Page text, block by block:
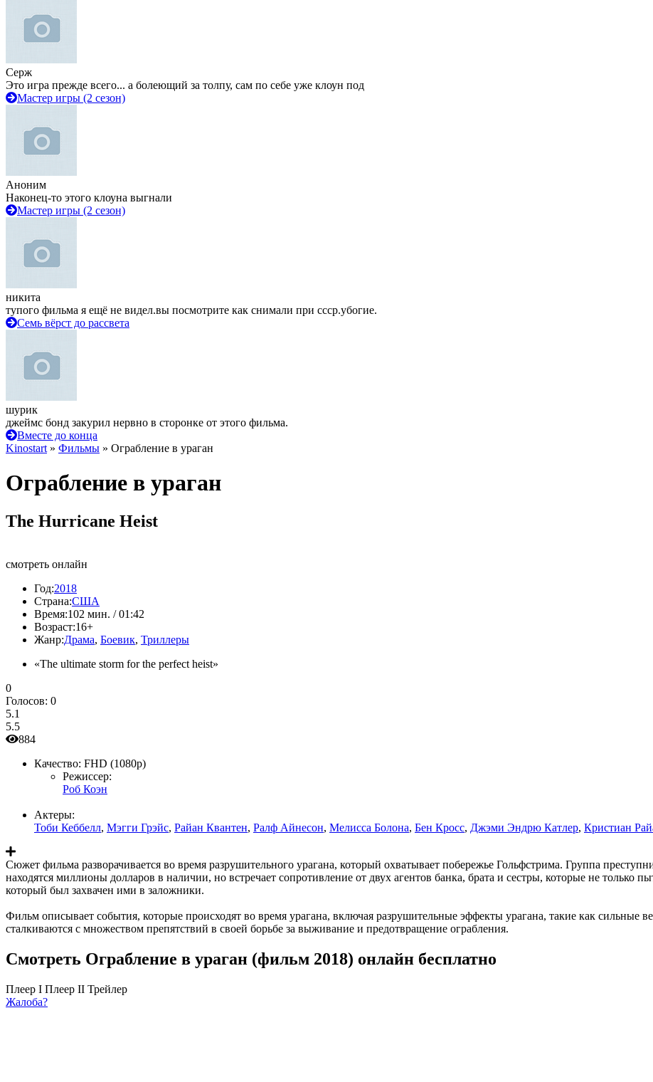
Серж
Это игра прежде всего... а болеющий за толпу, сам по себе уже клоун под
Мастер игры (2 сезон)
Аноним
Наконец-то этого клоуна выгнали
Мастер игры (2 сезон)
никита
тупого фильма я ещё не видел.вы посмотрите как снимали при ссср.убогие.
Семь вёрст до рассвета
шурик
джеймс бонд закурил нервно в сторонке от этого фильма.
Вместе до конца
Kinostart » Фильмы » Ограбление в ураган
Ограбление в ураган
The Hurricane Heist
смотреть онлайн
Год:2018
Страна:США
Время:102 мин. / 01:42
Возраст:16+
Жанр:Драма, Боевик, Триллеры
«The ultimate storm for the perfect heist»
0
Голосов: 0
5.1
5.5
884
Качество: FHD (1080p)
Режиссер:
Роб Коэн
Актеры:
Тоби Кеббелл, Мэгги Грэйс, Райан Квантен, Ралф Айнесон, Мелисса Болона, Бен Кросс, Джэми Эндрю Катлер, Кристиан
Сюжет фильма разворачивается во время разрушительного урагана, который охватывает побережье Гольфстрима. Группа
находятся миллионы долларов в наличии, но встречает сопротивление от двух агентов банка, брата и сестры, которые не только
который был захвачен ими в заложники.
Фильм описывает события, которые происходят во время урагана, включая разрушительные эффекты урагана, такие как сильные
сталкиваются с множеством препятствий в своей борьбе за выживание и предотвращение ограбления.
Смотреть Ограбление в ураган (фильм 2018) онлайн бесплатно
Плеер I Плеер II Трейлер
Жалоба?